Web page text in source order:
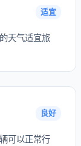
适宜
天气适宜旅
良好
可以正常行